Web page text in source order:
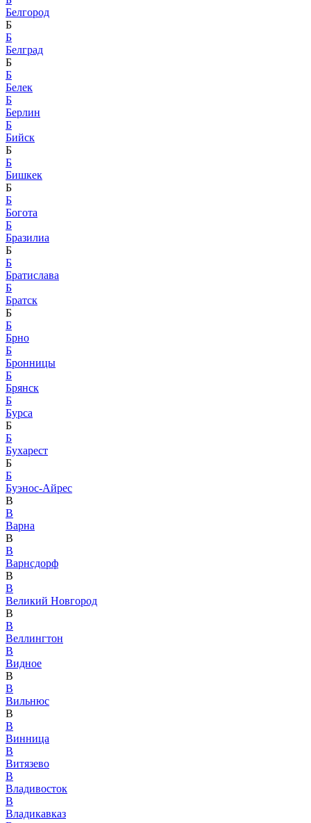
Белгород
Б
Б
Белград
Б
Б
Белек
Б
Берлин
Б
Бийск
Б
Б
Бишкек
Б
Б
Богота
Б
Бразилиа
Б
Б
Братислава
Б
Братск
Б
Б
Брно
Б
Бронницы
Б
Брянск
Б
Бурса
Б
Б
Бухарест
Б
Б
Буэнос-Айрес
В
В
Варна
В
В
Варнсдорф
В
В
Великий Новгород
В
В
Веллингтон
В
Видное
В
В
Вильнюс
В
В
Винница
В
Витязево
В
Владивосток
В
Владикавказ